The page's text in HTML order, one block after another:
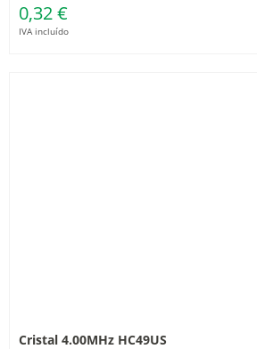
0,32 €
IVA incluído
Cristal 4.00MHz HC49US